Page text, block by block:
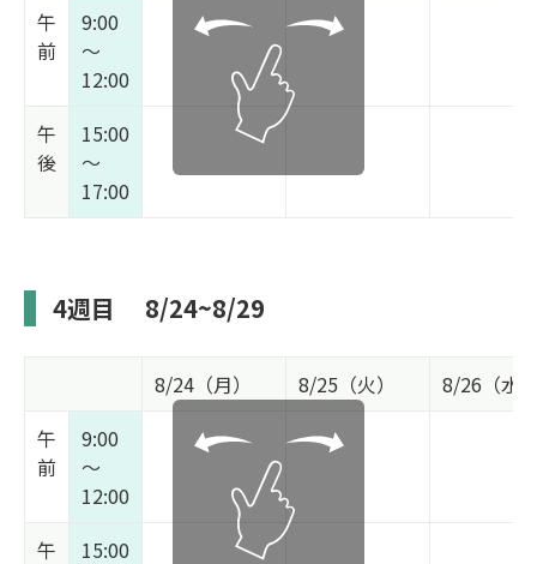
午
前
9:00
～
12:00
午
後
15:00
～
17:00
4週目 8/24~8/29
8/24（月） 8/25（火）
8/26（水
午
前
9:00
～
12:00
午
15:00